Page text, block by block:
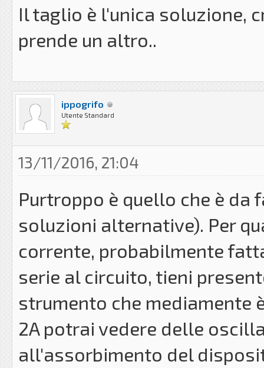
Il taglio è l'unica soluzione,
prende un altro..
ippogrifo
Utente Standard
13/11/2016, 21:04
Purtroppo è quello che è da
soluzioni alternative). Per
corrente, probabilmente
serie al circuito, tieni
strumento che mediamente
2A potrai vedere delle
all'assorbimento del